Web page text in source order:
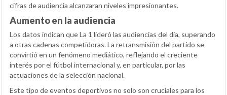
cifras de audiencia alcanzaran niveles impresionantes.
Aumento en la audiencia
Los datos indican que La 1 lideró las audiencias del día, superando
a otras cadenas competidoras. La retransmisión del partido se
convirtió en un fenómeno mediático, reflejando el creciente
interés por el fútbol internacional y, en particular, por las
actuaciones de la selección nacional.
Este tipo de eventos deportivos no solo son cruciales para los